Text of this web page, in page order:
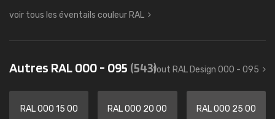
voir tous les éventails couleur RAL
Autres RAL 000 - 095 (543)tout RAL Design 000 - 095
RAL 000 15 00 RAL 000 20 00 RAL 000 25 00